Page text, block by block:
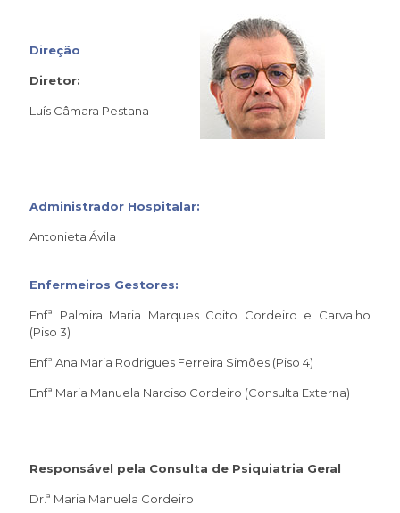
Direção
Diretor:
Luís Câmara Pestana
Administrador Hospitalar:
Antonieta Ávila
Enfermeiros Gestores:
Enfª Palmira Maria Marques Coito Cordeiro e Carvalho
(Piso 3)
Enfª Ana Maria Rodrigues Ferreira Simões (Piso 4)
Enfª Maria Manuela Narciso Cordeiro (Consulta Externa)
Responsável pela Consulta de Psiquiatria Geral
Dr.ª Maria Manuela Cordeiro